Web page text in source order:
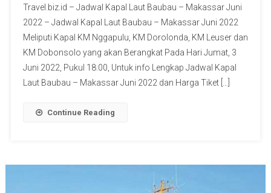
Travel.biz.id – Jadwal Kapal Laut Baubau – Makassar Juni
2022 – Jadwal Kapal Laut Baubau – Makassar Juni 2022
Meliputi Kapal KM Nggapulu, KM Dorolonda, KM Leuser dan
KM Dobonsolo yang akan Berangkat Pada Hari Jumat, 3
Juni 2022, Pukul 18:00, Untuk info Lengkap Jadwal Kapal
Laut Baubau – Makassar Juni 2022 dan Harga Tiket […]
Continue Reading